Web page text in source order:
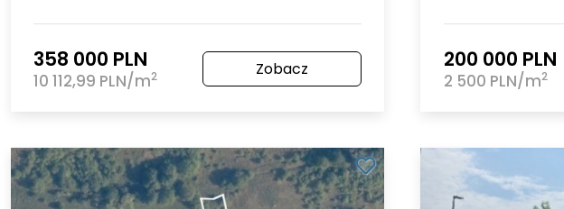
358 000 PLN
10 112,99 PLN/m2 Zobacz 200 000 PLN
2 500 PLN/m2